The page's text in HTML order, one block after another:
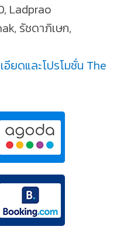
Ladprao
รัชดาภิเษก,
ยดและโปรโมชั่น The